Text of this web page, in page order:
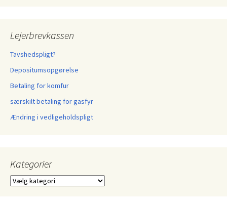
Lejerbrevkassen
Tavshedspligt?
Depositumsopgørelse
Betaling for komfur
særskilt betaling for gasfyr
Ændring i vedligeholdspligt
Kategorier
Kategorier